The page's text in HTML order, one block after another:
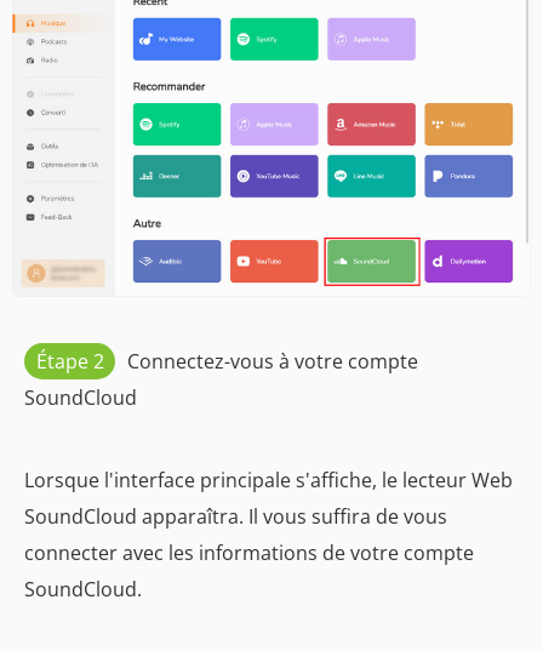
Étape 2
Connectez-vous à votre compte
SoundCloud
Lorsque l'interface principale s'affiche, le lecteur Web
SoundCloud apparaîtra. Il vous suffira de vous
connecter avec les informations de votre compte
SoundCloud.